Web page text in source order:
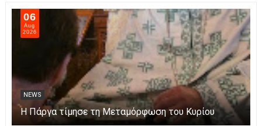
06
Aug
2026
NEWS
Η Πάργα τίμησε τη Μεταμόρφωση του Κυρίου